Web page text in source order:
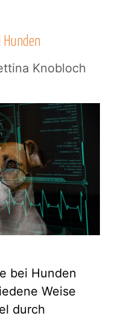
Knobloch
bei Hunden
Weise
durch